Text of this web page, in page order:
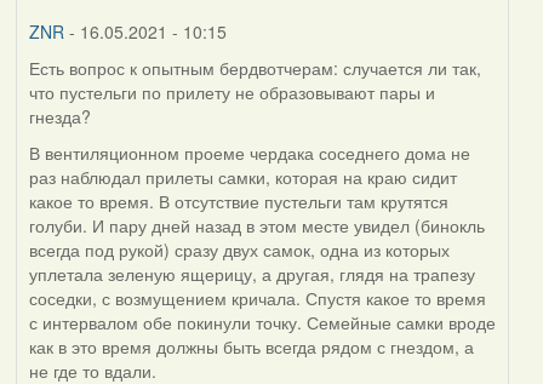
ZNR - 16.05.2021 - 10:15
Есть вопрос к опытным бердвотчерам: случается ли так,
что пустельги по прилету не образовывают пары и
гнезда?
В вентиляционном проеме чердака соседнего дома не
раз наблюдал прилеты самки, которая на краю сидит
какое то время. В отсутствие пустельги там крутятся
голуби. И пару дней назад в этом месте увидел (бинокль
всегда под рукой) сразу двух самок, одна из которых
уплетала зеленую ящерицу, а другая, глядя на трапезу
соседки, с возмущением кричала. Спустя какое то время
с интервалом обе покинули точку. Семейные самки вроде
как в это время должны быть всегда рядом с гнездом, а
не где то вдали.